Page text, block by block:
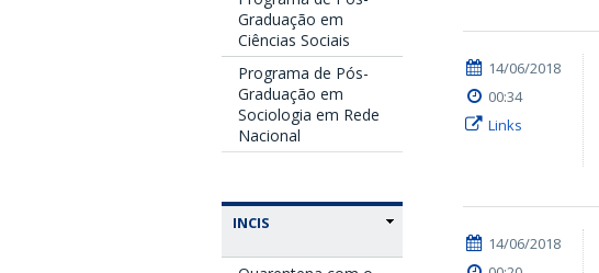
Graduação em
Ciências Sociais
Programa de Pós-
Graduação em
Sociologia em Rede
Nacional
INCIS
14/06/2018
00:34
Links
14/06/2018